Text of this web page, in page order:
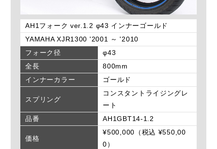
AH1フォーク ver.1.2 φ43 インナーゴールド
YAMAHA XJR1300 '2001 ～ '2010
フォーク径
φ43
全長
800mm
インナーカラー
ゴールド
スプリング
コンスタントライジングレ
ート
品番
AH1GBT14-1.2
価格
¥500,000（税込 ¥550,00
0）